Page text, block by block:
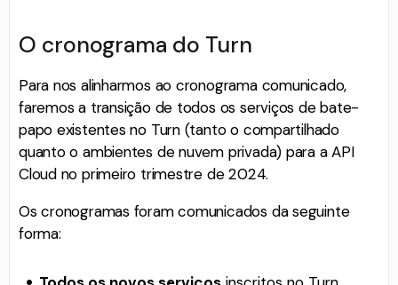
O cronograma do Turn
Para nos alinharmos ao cronograma comunicado,
faremos a transição de todos os serviços de bate-
papo existentes no Turn (tanto o compartilhado
quanto o ambientes de nuvem privada) para a API
Cloud no primeiro trimestre de 2024.
Os cronogramas foram comunicados da seguinte
forma: